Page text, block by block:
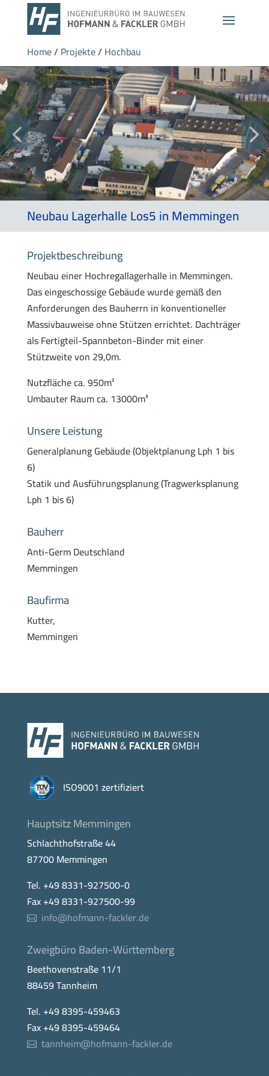
Home/ Projekte/ Hochbau
Neubau Lagerhalle Los5 in Memmingen
Projektbeschreibung
Neubau einer Hochregallagerhalle in Memmingen.
Das eingeschossige Gebäude wurde gemäß den
Anforderungen des Bauherrn in konventioneller
Massivbauweise ohne Stützen errichtet. Dachträger
als Fertigteil-Spannbeton-Binder mit einer
Stützweite von 29,0m.
Nutzfläche ca. 950m²
Umbauter Raum ca. 13000m³
Unsere Leistung
Generalplanung Gebäude (Objektplanung Lph 1 bis
6)
Statik und Ausführungsplanung (Tragwerksplanung
Lph 1 bis 6)
Bauherr
Anti-Germ Deutschland
Memmingen
Baufirma
Kutter,
Memmingen
ISO9001 zertifiziert
Hauptsitz Memmingen
Schlachthofstraße 44
87700 Memmingen
Tel. +49 8331-927500-0
Fax +49 8331-927500-99
info@hofmann-fackler.de
Zweigbüro Baden-Württemberg
Beethovenstraße 11/1
88459 Tannheim
Tel. +49 8395-459463
Fax +49 8395-459464
tannheim@hofmann-fackler.de